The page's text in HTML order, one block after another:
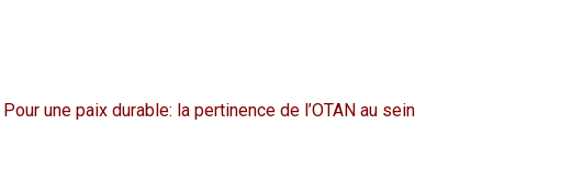
Pour une paix durable: la pertinence de l’OTAN au sein